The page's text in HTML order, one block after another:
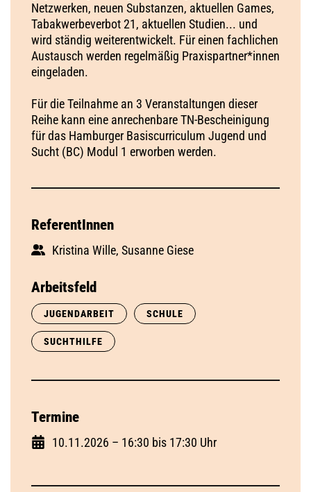
Netzwerken, neuen Substanzen, aktuellen Games,
Tabakwerbeverbot 21, aktuellen Studien... und
wird ständig weiterentwickelt. Für einen fachlichen
Austausch werden regelmäßig Praxispartner*innen
eingeladen.
Für die Teilnahme an 3 Veranstaltungen dieser
Reihe kann eine anrechenbare TN-Bescheinigung
für das Hamburger Basiscurriculum Jugend und
Sucht (BC) Modul 1 erworben werden.
ReferentInnen
Kristina Wille, Susanne Giese
Arbeitsfeld
JUGENDARBEIT SCHULE
SUCHTHILFE
Termine
10.11.2026 – 16:30 bis 17:30 Uhr